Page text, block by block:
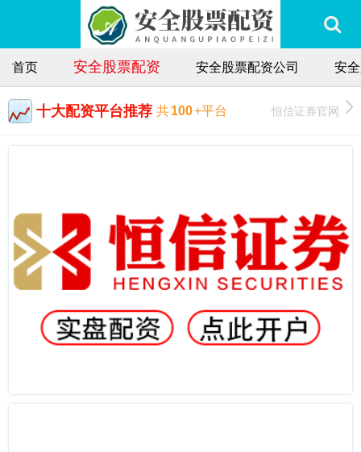
首页 安全股票配资 安全股票配资公司 安
十大配资平台推荐 共100+平台 恒信证券官网